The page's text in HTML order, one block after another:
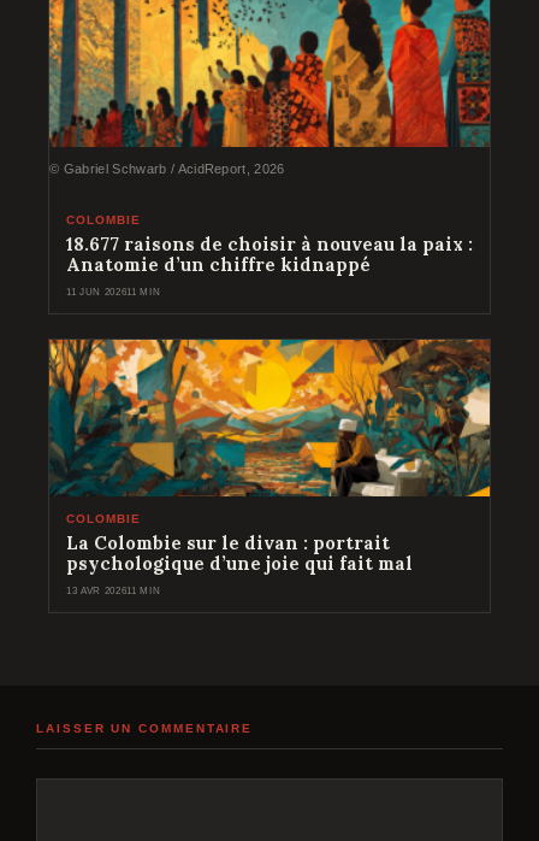
© Gabriel Schwarb / AcidReport, 2026
COLOMBIE
18.677 raisons de choisir à nouveau la paix :
Anatomie d’un chiffre kidnappé
11 JUN 202611 MIN
COLOMBIE
La Colombie sur le divan : portrait
psychologique d’une joie qui fait mal
13 AVR 202611 MIN
LAISSER UN COMMENTAIRE